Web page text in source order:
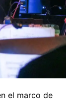
el marco de